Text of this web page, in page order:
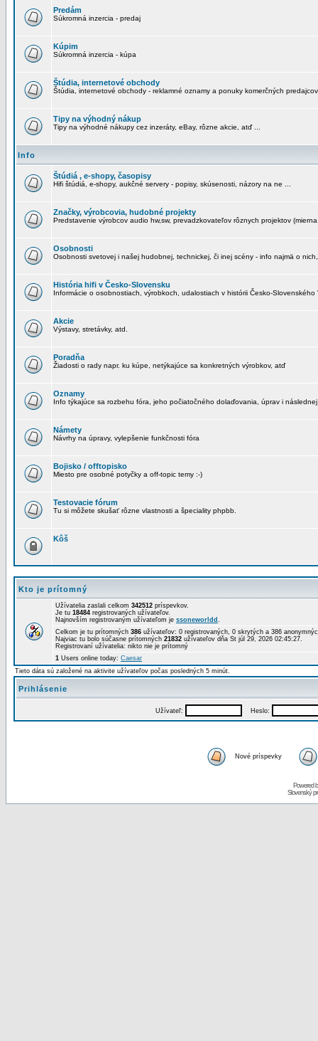
Predám
Súkromná inzercia - predaj
Kúpim
Súkromná inzercia - kúpa
Štúdia, internetové obchody
Štúdia, internetové obchody - reklamné oznamy a ponuky komerčných predajcov
Tipy na výhodný nákup
Tipy na výhodné nákupy cez inzeráty, eBay, rôzne akcie, atď ...
Info
Štúdiá , e-shopy, časopisy
Hifi štúdiá, e-shopy, aukčné servery - popisy, skúsenosti, názory na ne ...
Značky, výrobcovia, hudobné projekty
Predstavenie výrobcov audio hw,sw, prevadzkovateľov rôznych projektov
Osobnosti
Osobnosti svetovej i našej hudobnej, technickej, či inej scény - info najmä o
História hifi v Česko-Slovensku
Informácie o osobnostiach, výrobkoch, udalostiach v histórii Česko-Slovenského
Akcie
Výstavy, stretávky, atd.
Poradňa
Žiadosti o rady napr. ku kúpe, netýkajúce sa konkretných výrobkov, atď
Oznamy
Info týkajúce sa rozbehu fóra, jeho počiatočného dolaďovania, úprav i
Námety
Návrhy na úpravy, vylepšenie funkčnosti fóra
Bojisko / offtopisko
Miesto pre osobné potyčky a off-topic temy :-)
Testovacie fórum
Tu si môžete skušať rôzne vlastnosti a špeciality phpbb.
Kôš
Kto je prítomný
Užívatelia zaslali celkom 342512 príspevkov.
Je tu 18484 registrovaných užívateľov.
Najnovším registrovaným užívateľom je ssoneworldd .
Celkom je tu prítomných 386 užívateľov: 0 registrovaných, 0 skrytých a 386
Najviac tu bolo súčasne prítomných 21832 užívateľov dňa St júl 29, 2026 02:45:27.
Registrovaní užívatelia: nikto nie je prítomný
1 Users online today: Caesar
Tieto dáta sú založené na aktivite užívateľov počas posledných 5 minút.
Prihlásenie
Užívateľ: Heslo:
Nové príspevky
Powered
Slovenský